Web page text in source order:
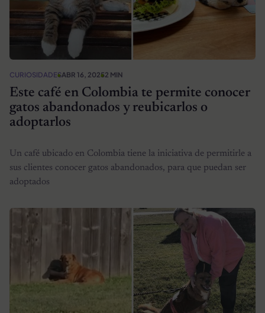
CURIOSIDADESABR 16, 20252 MIN
Este café en Colombia te permite conocer
gatos abandonados y reubicarlos o
adoptarlos
Un café ubicado en Colombia tiene la iniciativa de permitirle a
sus clientes conocer gatos abandonados, para que puedan ser
adoptados